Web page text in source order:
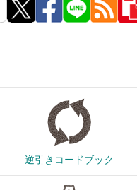
逆引きコードブック